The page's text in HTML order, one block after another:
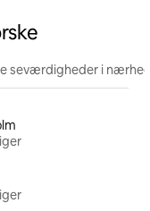
seværdigheder i